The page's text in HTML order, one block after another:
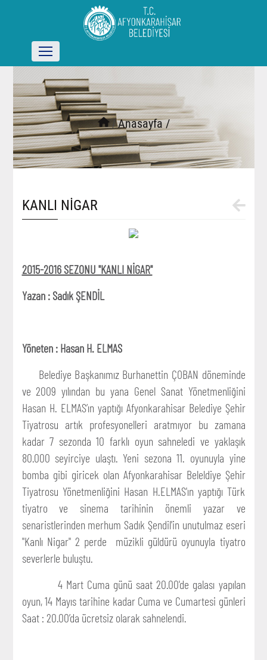
/Anasayfa /
KANLI NİGAR
2015-2016 SEZONU "KANLI NİGAR"
Yazan : Sadık ŞENDİL
Yöneten : Hasan H. ELMAS
Belediye Başkanımız Burhanettin ÇOBAN döneminde
ve 2009 yılından bu yana Genel Sanat Yönetmenliğini
Hasan H. ELMAS’ın yaptığı Afyonkarahisar Belediye Şehir
Tiyatrosu artık profesyonelleri aratmıyor bu zamana
kadar 7 sezonda 10 farklı oyun sahneledi ve yaklaşık
80.000 seyirciye ulaştı. Yeni sezona 11. oyunuyla yine
bomba gibi giricek olan Afyonkarahisar Beleldiye Şehir
Tiyatrosu Yönetmenliğini Hasan H.ELMAS'ın yaptığı Türk
tiyatro ve sinema tarihinin önemli yazar ve
senaristlerinden merhum Sadık Şendil'in unutulmaz eseri
"Kanlı Nigar" 2 perde müzikli güldürü oyunuyla tiyatro
severlerle buluştu.
4 Mart Cuma günü saat 20.00'de galası yapılan
oyun, 14 Mayıs tarihine kadar Cuma ve Cumartesi günleri
Saat : 20.00’da ücretsiz olarak sahnelendi.